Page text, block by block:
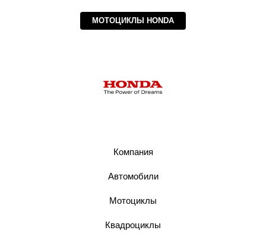
МОТОЦИКЛЫ HONDA
Компания
Автомобили
Мотоциклы
Квадроциклы